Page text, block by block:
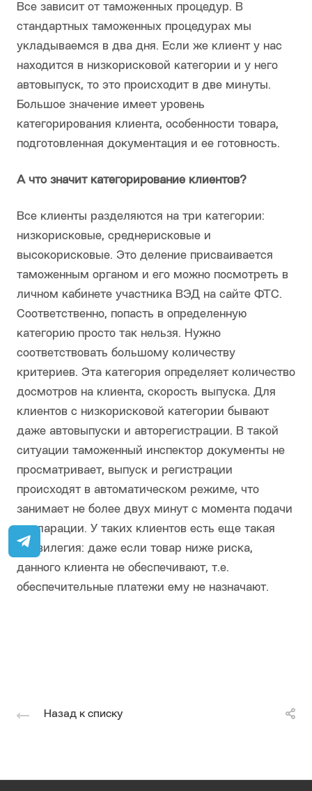
Все зависит от таможенных процедур. В
стандартных таможенных процедурах мы
укладываемся в два дня. Если же клиент у нас
находится в низкорисковой категории и у него
автовыпуск, то это происходит в две минуты.
Большое значение имеет уровень
категорирования клиента, особенности товара,
подготовленная документация и ее готовность.
А что значит категорирование клиентов?
Все клиенты разделяются на три категории:
низкорисковые, среднерисковые и
высокорисковые. Это деление присваивается
таможенным органом и его можно посмотреть в
личном кабинете участника ВЭД на сайте ФТС.
Соответственно, попасть в определенную
категорию просто так нельзя. Нужно
соответствовать большому количеству
критериев. Эта категория определяет количество
досмотров на клиента, скорость выпуска. Для
клиентов с низкорисковой категории бывают
даже автовыпуски и авторегистрации. В такой
ситуации таможенный инспектор документы не
просматривает, выпуск и регистрации
происходят в автоматическом режиме, что
занимает не более двух минут с момента подачи
декларации. У таких клиентов есть еще такая
привилегия: даже если товар ниже риска,
данного клиента не обеспечивают, т.е.
обеспечительные платежи ему не назначают.
Назад к списку